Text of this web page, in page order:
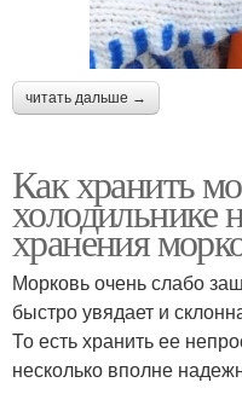
читать дальше →
Как хранить
холодильнике
хранения
Морковь очень слабо
быстро увядает и
То есть хранить ее
несколько вполне